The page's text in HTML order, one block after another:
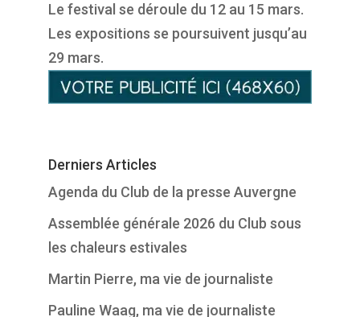
Le festival se déroule du 12 au 15 mars.
Les expositions se poursuivent jusqu’au
29 mars.
Derniers Articles
Agenda du Club de la presse Auvergne
Assemblée générale 2026 du Club sous
les chaleurs estivales
Martin Pierre, ma vie de journaliste
Pauline Waag, ma vie de journaliste